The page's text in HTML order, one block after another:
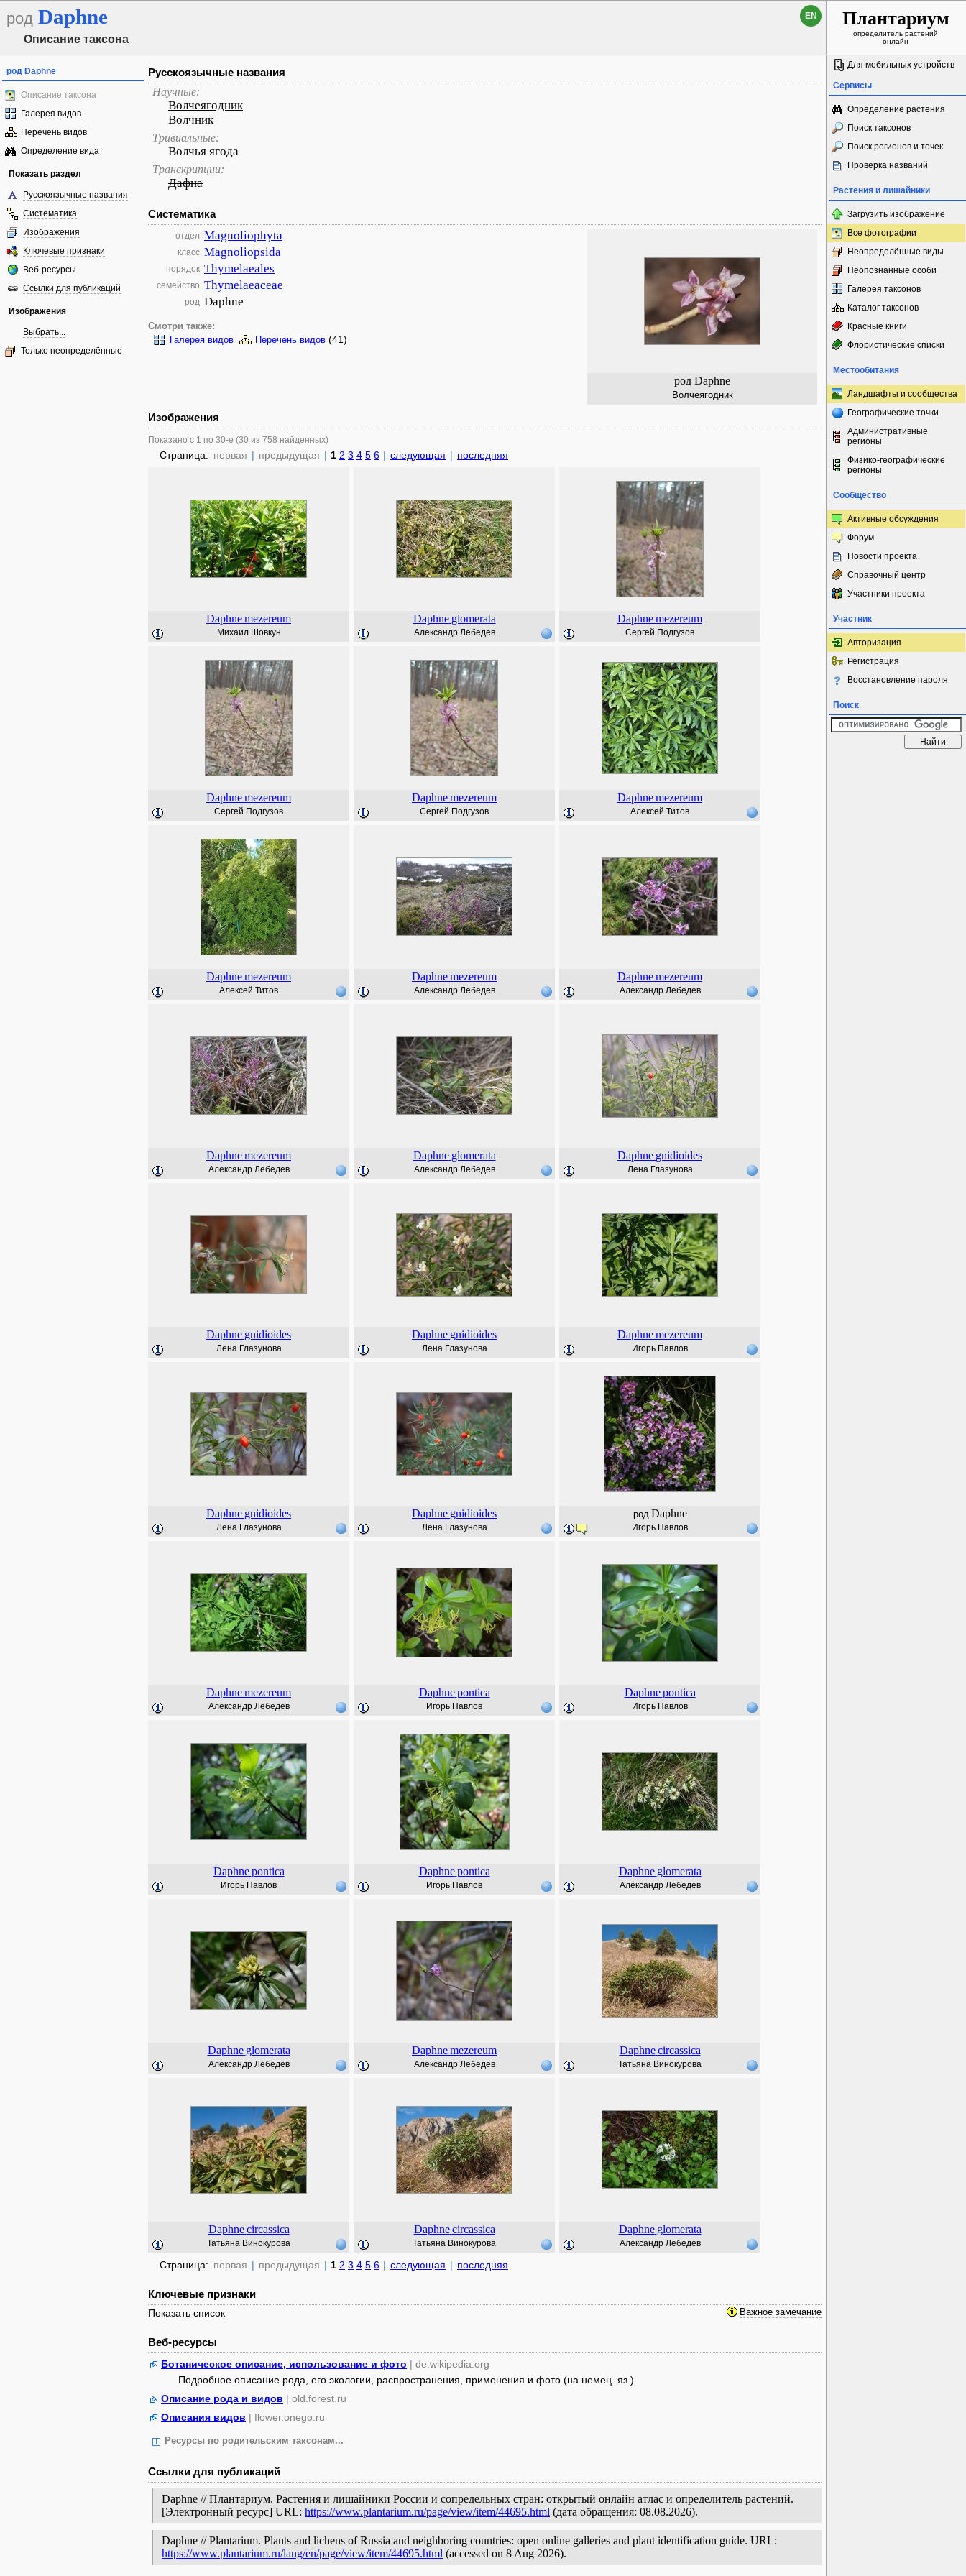
род Daphne
Описание таксона
EN Плантариум
определитель растений
онлайн
род Daphne
Описание таксона
Галерея видов
Перечень видов
Определение вида
Показать раздел
Русскоязычные названия
Систематика
Изображения
Ключевые признаки
Веб-ресурсы
Ссылки для публикаций
Изображения
Выбрать...
Только неопределённые
Русскоязычные названия
Научные:
Волчеягодник
Волчник
Тривиальные:
Волчья ягода
Транскрипции:
Дафна
Систематика
род Daphne
Волчеягодник
отдел Magnoliophyta
класс Magnoliopsida
порядок Thymelaeales
семейство Thymelaeaceae
род Daphne
Смотри также:
Галерея видов
Перечень видов (41)
Изображения
Показано с 1 по 30-е (30 из 758 найденных)
Страница: первая | предыдущая | 1 2 3 4 5 6 | следующая | последняя
Daphnemezereum
Михаил Шовкун
Daphne glomerata
Александр Лебедев
Daphnemezereum
Сергей Подгузов
Daphnemezereum
Сергей Подгузов
Daphnemezereum
Сергей Подгузов
Daphnemezereum
Алексей Титов
Daphnemezereum
Алексей Титов
Daphnemezereum
Александр Лебедев
Daphnemezereum
Александр Лебедев
Daphnemezereum
Александр Лебедев
Daphne glomerata
Александр Лебедев
Daphne gnidioides
Лена Глазунова
Daphne gnidioides
Лена Глазунова
Daphne gnidioides
Лена Глазунова
Daphnemezereum
Игорь Павлов
Daphne gnidioides
Лена Глазунова
Daphne gnidioides
Лена Глазунова
род Daphne
Игорь Павлов
Daphnemezereum
Александр Лебедев
Daphne pontica
Игорь Павлов
Daphne pontica
Игорь Павлов
Daphne pontica
Игорь Павлов
Daphne pontica
Игорь Павлов
Daphne glomerata
Александр Лебедев
Daphne glomerata
Александр Лебедев
Daphnemezereum
Александр Лебедев
Daphne circassica
Татьяна Винокурова
Daphne circassica
Татьяна Винокурова
Daphne circassica
Татьяна Винокурова
Daphne glomerata
Александр Лебедев
Страница: первая | предыдущая | 1 2 3 4 5 6 | следующая | последняя
Ключевые признаки
Показать список Важное замечание
Веб-ресурсы
Ботаническое описание, использование и фото | de.wikipedia.org
Подробное описание рода, его экологии, распространения, применения и фото (на немец. яз.).
Описание рода и видов | old.forest.ru
Описания видов | flower.onego.ru
Ресурсы по родительским таксонам...
Ссылки для публикаций
Daphne // Плантариум. Растения и лишайники России и сопредельных стран: открытый онлайн атлас и определитель растений.
[Электронный ресурс] URL: https://www.plantarium.ru/page/view/item/44695.html (дата обращения: 08.08.2026).
Daphne // Plantarium. Plants and lichens of Russia and neighboring countries: open online galleries and plant identification guide. URL:
https://www.plantarium.ru/lang/en/page/view/item/44695.html (accessed on 8 Aug 2026).
Для мобильных устройств
Сервисы
Определение растения
Поиск таксонов
Поиск регионов и точек
Проверка названий
Растения и лишайники
Загрузить изображение
Все фотографии
Неопределённые виды
Неопознанные особи
Галерея таксонов
Каталог таксонов
Красные книги
Флористические списки
Местообитания
Ландшафты и сообщества
Географические точки
Административные
регионы
Физико-географические
регионы
Сообщество
Активные обсуждения
Форум
Новости проекта
Справочный центр
Участники проекта
Участник
Авторизация
Регистрация
Восстановление пароля
Поиск